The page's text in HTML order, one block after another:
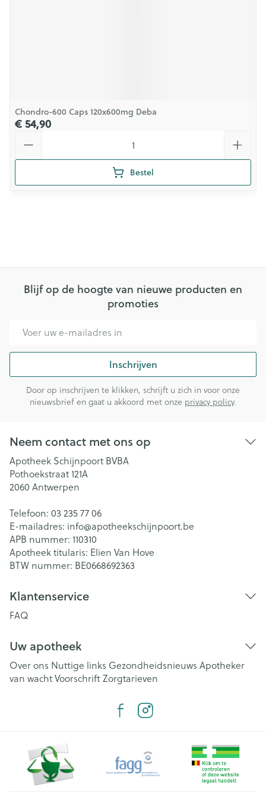
Chondro-600 Caps 120x600mg Deba
€ 54,90
Bestel
Blijf op de hoogte van nieuwe producten en
promoties
Inschrijven
Door op inschrijven te klikken, schrijft u zich in voor onze
nieuwsbrief en gaat u akkoord met onze privacy policy.
Neem contact met ons op
Apotheek Schijnpoort BVBA
Pothoekstraat 121A
2060 Antwerpen
Telefoon: 03 235 77 06
E-mailadres: info@apotheekschijnpoort.be
APB nummer: 110310
Apotheek titularis: Elien Van Hove
BTW nummer: BE0668692363
Klantenservice
FAQ
Uw apotheek
Over ons Nuttige links Gezondheidsnieuws Apotheker
van wachtVoorschriftZorgtarieven